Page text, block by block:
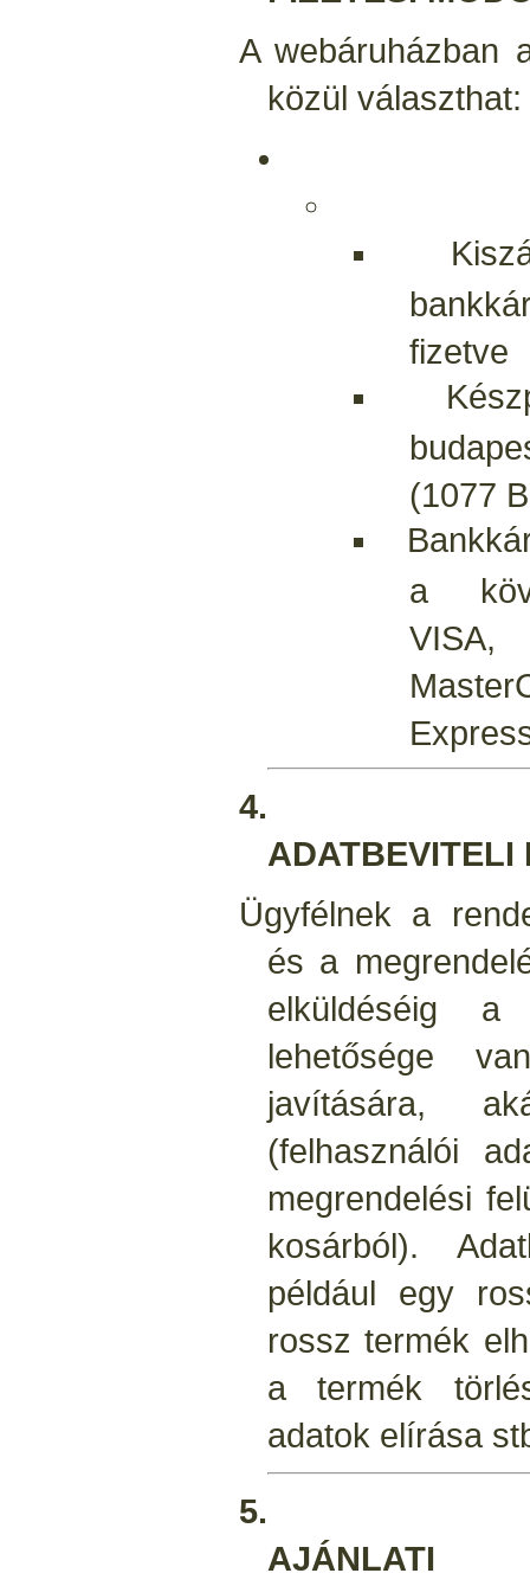
A webáruházban
közül választhat:
fizetve
(1077
a
VISA,
4.
ADATBEVITELI
Ügyfélnek a
és a
elküldéséig a
lehetősége
javítására,
(felhasználói
megrendelési
kosárból).
például egy
rossz termék
a termék
adatok elírása
5.